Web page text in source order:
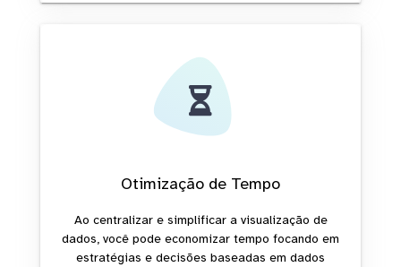
Otimização de Tempo
Ao centralizar e simplificar a visualização de
dados, você pode economizar tempo focando em
estratégias e decisões baseadas em dados